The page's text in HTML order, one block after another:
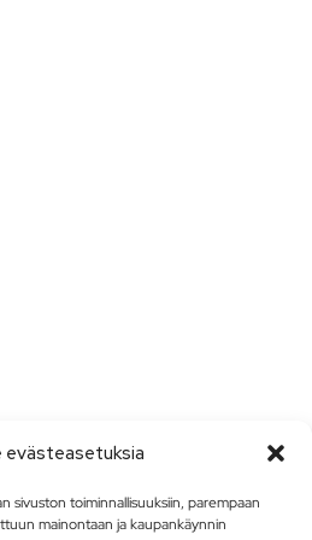
evästeasetuksia
sivuston toiminnallisuuksiin, parempaan
mainontaan ja kaupankäynnin